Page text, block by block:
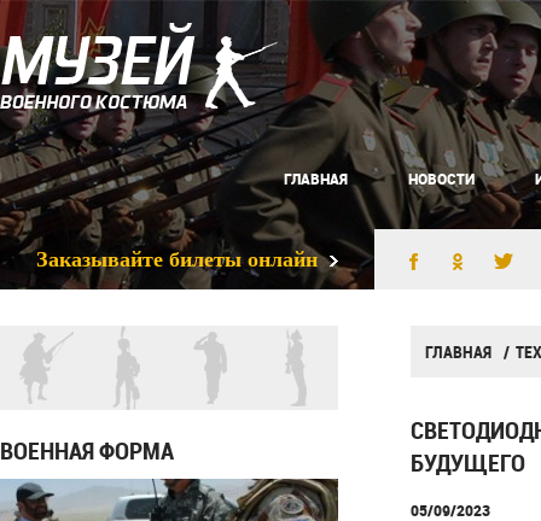
ГЛАВНАЯ НОВОСТИ
Заказывайте билеты онлайн
ВОЕННАЯ ФОРМА
ГЛАВНАЯ
БУДУЩЕГО
05/09/2023